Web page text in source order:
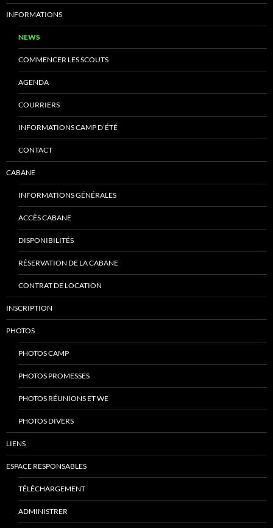
INFORMATIONS
NEWS
COMMENCER LES SCOUTS
AGENDA
COURRIERS
INFORMATIONS CAMP D’ÉTÉ
CONTACT
CABANE
INFORMATIONS GÉNÉRALES
ACCÈS CABANE
DISPONIBILITÉS
RÉSERVATION DE LA CABANE
CONTRAT DE LOCATION
INSCRIPTION
PHOTOS
PHOTOS CAMP
PHOTOS PROMESSES
PHOTOS RÉUNIONS ET WE
PHOTOS DIVERS
LIENS
ESPACE RESPONSABLES
TÉLÉCHARGEMENT
ADMINISTRER